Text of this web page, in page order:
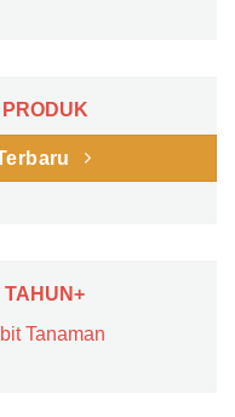
TAHUN+
Tanaman